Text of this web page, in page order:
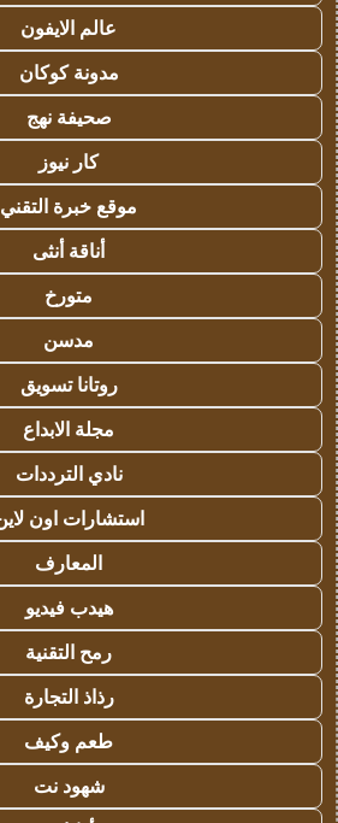
عالم الايفون
مدونة كوكان
صحيفة نهج
كار نيوز
موقع خبرة التقني
أناقة أنثى
متورخ
مدسن
روتانا تسويق
مجلة الابداع
نادي الترددات
استشارات اون
المعارف
هيدب فيديو
رمح التقنية
رذاذ التجارة
طعم وكيف
شهود نت